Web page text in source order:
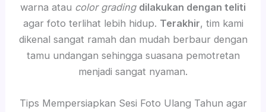
warna atau color grading dilakukan dengan teliti
agar foto terlihat lebih hidup. Terakhir, tim kami
dikenal sangat ramah dan mudah berbaur dengan
tamu undangan sehingga suasana pemotretan
menjadi sangat nyaman.
Tips Mempersiapkan Sesi Foto Ulang Tahun agar